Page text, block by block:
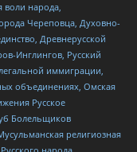
народа,
Череповца, Духовно-
Древнерусской
Инглингов, Русский
иммиграции,
объединениях, Омская
Русское
Болельщиков
религиозная